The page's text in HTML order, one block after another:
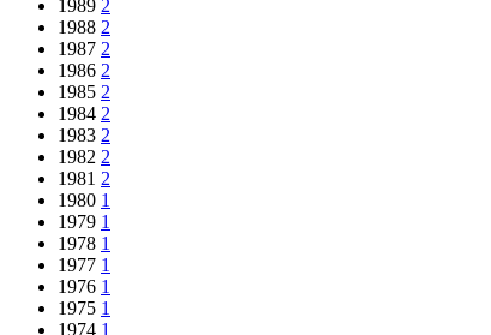
1989 2
1988 2
1987 2
1986 2
1985 2
1984 2
1983 2
1982 2
1981 2
1980 1
1979 1
1978 1
1977 1
1976 1
1975 1
1974 1